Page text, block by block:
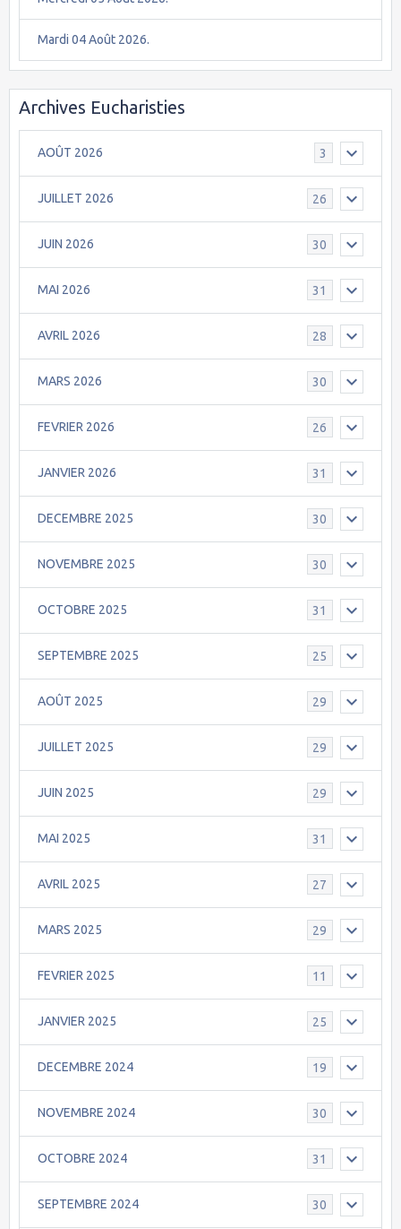
Mardi 04 Août 2026.
Archives Eucharisties
AOÛT 2026 3
JUILLET 2026 26
JUIN 2026 30
MAI 2026 31
AVRIL 2026 28
MARS 2026 30
FEVRIER 2026 26
JANVIER 2026 31
DECEMBRE 2025 30
NOVEMBRE 2025 30
OCTOBRE 2025 31
SEPTEMBRE 2025 25
AOÛT 2025 29
JUILLET 2025 29
JUIN 2025 29
MAI 2025 31
AVRIL 2025 27
MARS 2025 29
FEVRIER 2025 11
JANVIER 2025 25
DECEMBRE 2024 19
NOVEMBRE 2024 30
OCTOBRE 2024 31
SEPTEMBRE 2024 30